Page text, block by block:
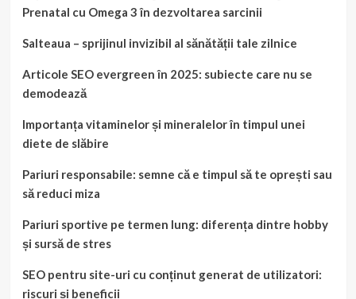
Prenatal cu Omega 3 în dezvoltarea sarcinii
Salteaua – sprijinul invizibil al sănătății tale zilnice
Articole SEO evergreen în 2025: subiecte care nu se
demodează
Importanța vitaminelor și mineralelor în timpul unei
diete de slăbire
Pariuri responsabile: semne că e timpul să te oprești sau
să reduci miza
Pariuri sportive pe termen lung: diferența dintre hobby
și sursă de stres
SEO pentru site-uri cu conținut generat de utilizatori:
riscuri și beneficii